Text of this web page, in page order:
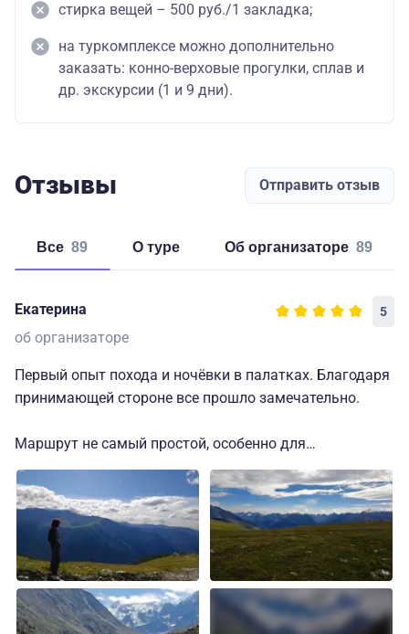
стирка вещей – 500 руб./1 закладка;
на туркомплексе можно дополнительно
заказать: конно-верховые прогулки, сплав и
др. экскурсии (1 и 9 дни).
Отзывы Отправить отзыв
Все 89 о туре об организаторе 89
Екатерина 5
об организаторе
Первый опыт похода и ночёвки в палатках. Благодаря
принимающей стороне все прошло замечательно.
Маршрут не самый простой, особенно для
неподготовленного человека, но после похода
остались только приятные впечатления. Потрясающие
виды, поддержка группы и просто проходящих мимо
людей, возможность отдохнуть в теплой палатке
после перехода, все это сводит на нет любую
усталость.
Хочется отметить, что из-за дождей не получилось